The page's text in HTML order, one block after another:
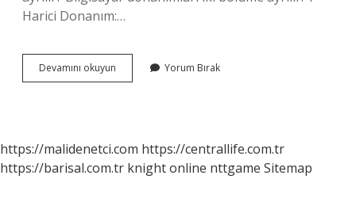
Harici Donanım:…
Devamını okuyun Bilgisayar
Yedek
Yorum Bırak
https://malidenetci.com https://centrallife.com.tr
https://barisal.com.tr knight online nttgame Sitemap